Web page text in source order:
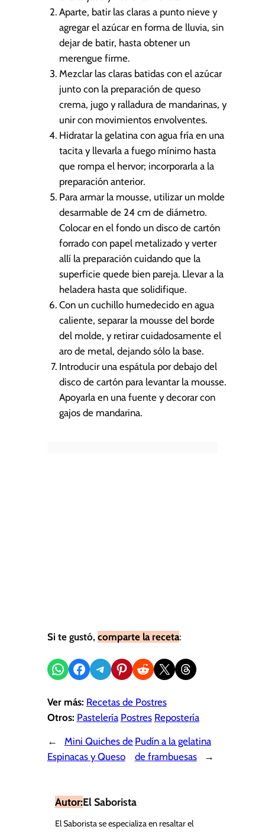
Aparte, batir las claras a punto nieve y
agregar el azúcar en forma de lluvia, sin
dejar de batir, hasta obtener un
merengue firme.
Mezclar las claras batidas con el azúcar
junto con la preparación de queso
crema, jugo y ralladura de mandarinas, y
unir con movimientos envolventes.
Hidratar la gelatina con agua fría en una
tacita y llevarla a fuego mínimo hasta
que rompa el hervor; incorporarla a la
preparación anterior.
Para armar la mousse, utilizar un molde
desarmable de 24 cm de diámetro.
Colocar en el fondo un disco de cartón
forrado con papel metalizado y verter
allí la preparación cuidando que la
superficie quede bien pareja. Llevar a la
heladera hasta que solidifique.
Con un cuchillo humedecido en agua
caliente, separar la mousse del borde
del molde, y retirar cuidadosamente el
aro de metal, dejando sólo la base.
Introducir una espátula por debajo del
disco de cartón para levantar la mousse.
Apoyarla en una fuente y decorar con
gajos de mandarina.
Si te gustó, comparte la receta:
Compartir en WhatsApp
Compartir en Facebook
Compartir en Telegram
Compartir en Pinterest
Compartir en Reddit
Compartir en X Share on Threads
Ver más: Recetas de Postres
Otros: Pastelería Postres Repostería
←
Mini Quiches de
Espinacas y Queso
Pudín a la gelatina
de frambuesas
→
Autor:El Saborista
El Saborista se especializa en resaltar el